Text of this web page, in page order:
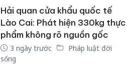
Hải quan cửa khẩu quốc tế
Lào Cai: Phát hiện 330kg thực
phẩm không rõ nguồn gốc
3 ngày trước
Pháp luật đời
sống